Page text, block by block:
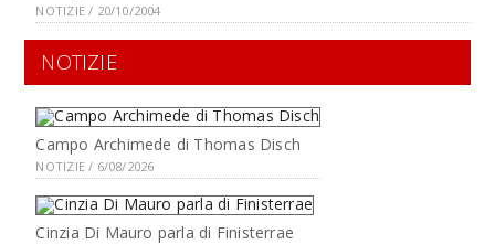
NOTIZIE / 20/10/2004
NOTIZIE
Campo Archimede di Thomas Disch
NOTIZIE / 6/08/2026
Cinzia Di Mauro parla di Finisterrae